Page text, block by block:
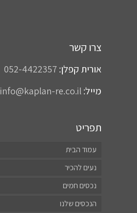
צרו קשר
אורית קפלן: 052-4422357
מייל:info@kaplan-re.co.il
תפריט
עמוד הבית
נעים להכיר
נכסים חמים
הנכסים שלנו